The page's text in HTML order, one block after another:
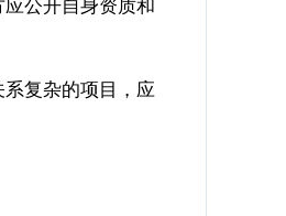
复杂的项目，应